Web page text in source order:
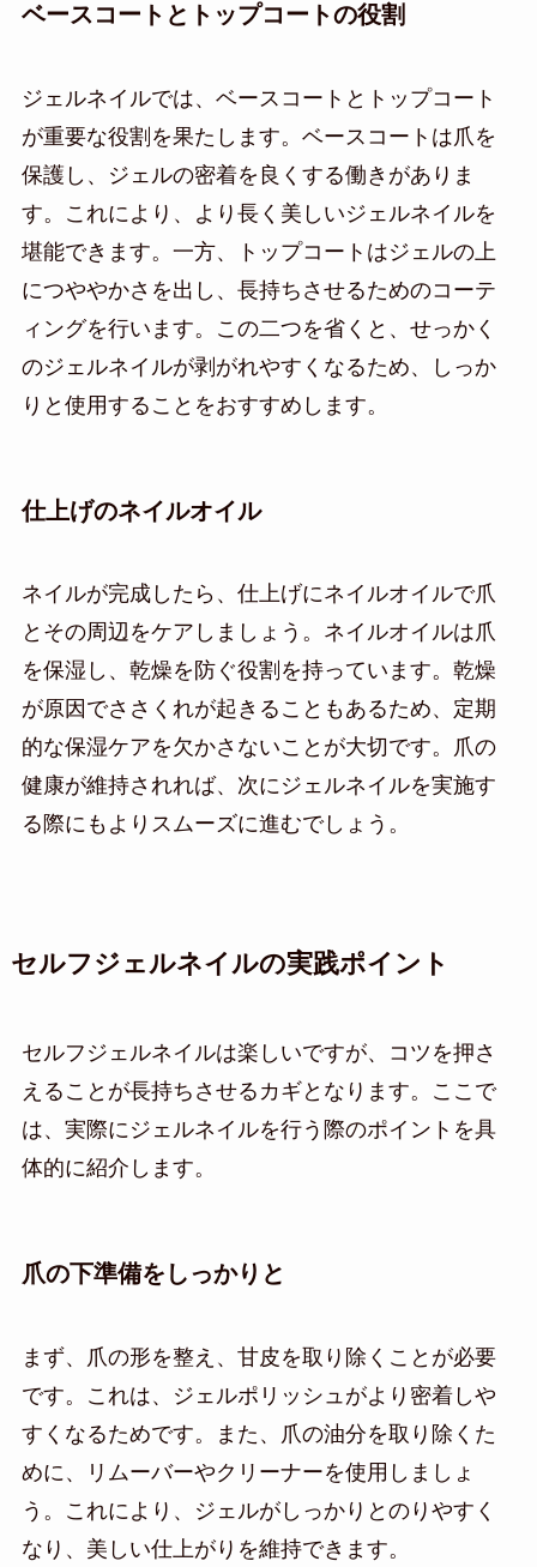
ベースコートとトップコートの役割
ジェルネイルでは、ベースコートとトップコート
が重要な役割を果たします。ベースコートは爪を
保護し、ジェルの密着を良くする働きがありま
す。これにより、より長く美しいジェルネイルを
堪能できます。一方、トップコートはジェルの上
につややかさを出し、長持ちさせるためのコーテ
ィングを行います。この二つを省くと、せっかく
のジェルネイルが剥がれやすくなるため、しっか
りと使用することをおすすめします。
仕上げのネイルオイル
ネイルが完成したら、仕上げにネイルオイルで爪
とその周辺をケアしましょう。ネイルオイルは爪
を保湿し、乾燥を防ぐ役割を持っています。乾燥
が原因でささくれが起きることもあるため、定期
的な保湿ケアを欠かさないことが大切です。爪の
健康が維持されれば、次にジェルネイルを実施す
る際にもよりスムーズに進むでしょう。
セルフジェルネイルの実践ポイント
セルフジェルネイルは楽しいですが、コツを押さ
えることが長持ちさせるカギとなります。ここで
は、実際にジェルネイルを行う際のポイントを具
体的に紹介します。
爪の下準備をしっかりと
まず、爪の形を整え、甘皮を取り除くことが必要
です。これは、ジェルポリッシュがより密着しや
すくなるためです。また、爪の油分を取り除くた
めに、リムーバーやクリーナーを使用しましょ
う。これにより、ジェルがしっかりとのりやすく
なり、美しい仕上がりを維持できます。